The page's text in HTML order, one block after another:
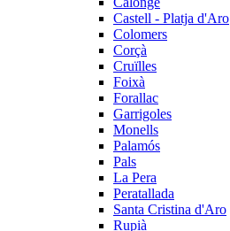
Castell - Platja d'Aro
Colomers
Corçà
Cruïlles
Foixà
Forallac
Garrigoles
Monells
Palamós
Pals
La Pera
Peratallada
Santa Cristina d'Aro
Rupià